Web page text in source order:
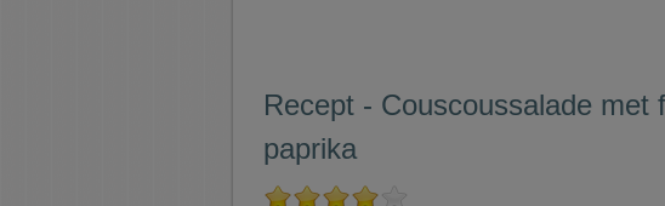
Recept - Couscoussalade met
paprika